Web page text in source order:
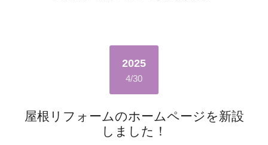
2025
4/30
屋根リフォームのホームページを新設
しました！